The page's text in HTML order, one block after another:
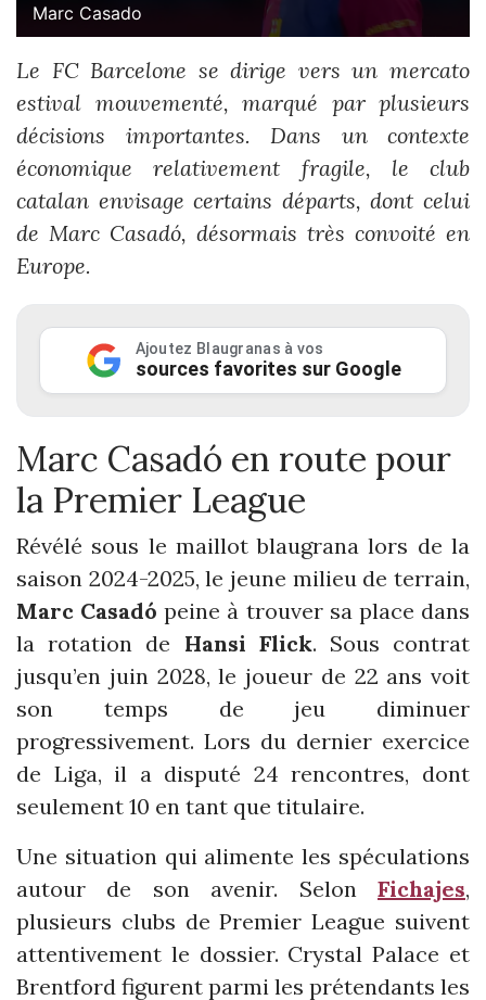
Marc Casado
Le FC Barcelone se dirige vers un mercato
estival mouvementé, marqué par plusieurs
décisions importantes. Dans un contexte
économique relativement fragile, le club
catalan envisage certains départs, dont celui
de Marc Casadó, désormais très convoité en
Europe.
Ajoutez Blaugranas à vos
sources favorites sur Google
Marc Casadó en route pour
la Premier League
Révélé sous le maillot blaugrana lors de la
saison 2024-2025, le jeune milieu de terrain,
Marc Casadó peine à trouver sa place dans
la rotation de Hansi Flick. Sous contrat
jusqu’en juin 2028, le joueur de 22 ans voit
son temps de jeu diminuer
progressivement. Lors du dernier exercice
de Liga, il a disputé 24 rencontres, dont
seulement 10 en tant que titulaire.
Une situation qui alimente les spéculations
autour de son avenir. Selon Fichajes,
plusieurs clubs de Premier League suivent
attentivement le dossier. Crystal Palace et
Brentford figurent parmi les prétendants les